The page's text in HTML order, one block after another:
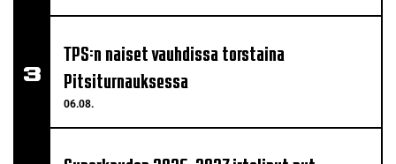
06.08.
TPS:n naiset vauhdissa torstaina
Pitsiturnauksessa